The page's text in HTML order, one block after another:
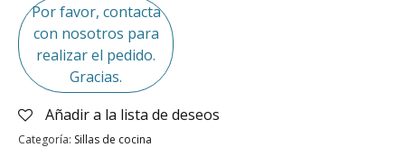
Por favor, contacta
con nosotros para
realizar el pedido.
Gracias.
Añadir a la lista de deseos
Categoría: Sillas de cocina